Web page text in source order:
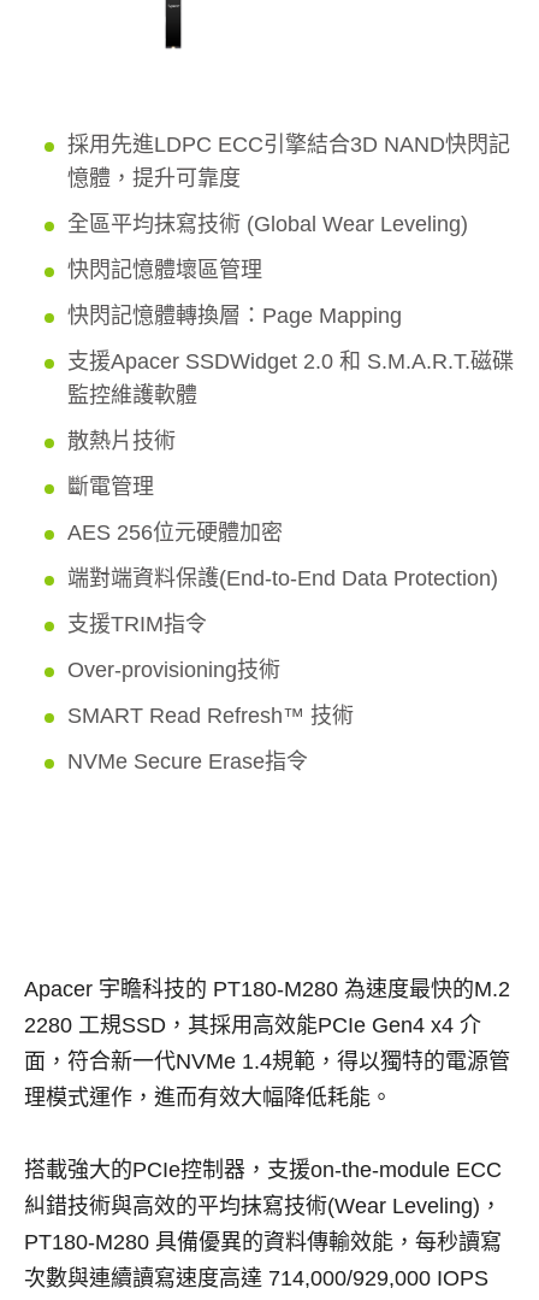
採用先進LDPC ECC引擎結合3D NAND快閃記
憶體，提升可靠度
全區平均抹寫技術 (Global Wear Leveling)
快閃記憶體壞區管理
快閃記憶體轉換層：Page Mapping
支援Apacer SSDWidget 2.0 和 S.M.A.R.T.磁碟
監控維護軟體
散熱片技術
斷電管理
AES 256位元硬體加密
端對端資料保護(End-to-End Data Protection)
支援TRIM指令
Over-provisioning技術
SMART Read Refresh™ 技術
NVMe Secure Erase指令
Apacer 宇瞻科技的 PT180-M280 為速度最快的M.2
2280 工規SSD，其採用高效能PCIe Gen4 x4 介
面，符合新一代NVMe 1.4規範，得以獨特的電源管
理模式運作，進而有效大幅降低耗能。
搭載強大的PCIe控制器，支援on-the-module ECC
糾錯技術與高效的平均抹寫技術(Wear Leveling)，
PT180-M280 具備優異的資料傳輸效能，每秒讀寫
次數與連續讀寫速度高達 714,000/929,000 IOPS